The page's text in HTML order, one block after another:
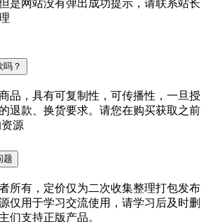
是网站没有弹出成功提示，请联系站长
？
品，具有可复制性，可传播性，一旦授
退款、换货要求。请您在购买获取之前
源
题
所有，定价仅为二次收集整理打包发布
仅用于学习交流使用，请学习后及时删
们支持正版产品。